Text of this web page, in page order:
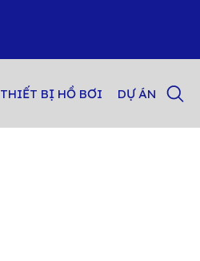
THIẾT BỊ HỒ BƠI DỰ ÁN